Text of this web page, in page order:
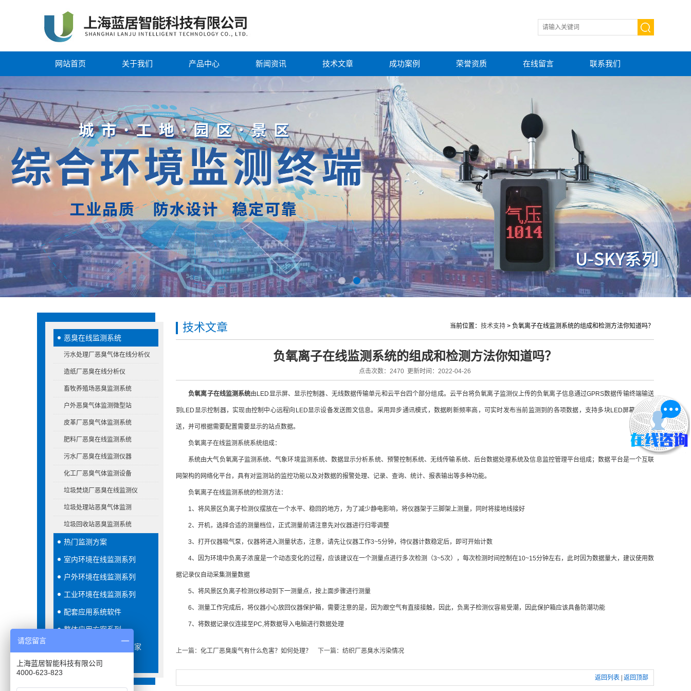
网站首页 关于我们 产品中心 新闻资讯 技术文章 成功案例 荣誉资质 在线留言 联系我们
恶臭在线监测系统
污水处理厂恶臭气体在线分析仪
造纸厂恶臭在线分析仪
畜牧养殖场恶臭监测系统
户外恶臭气体监测微型站
皮革厂恶臭气体监测系统
肥料厂恶臭在线监测系统
污水厂恶臭在线监测仪器
化工厂恶臭气体监测设备
垃圾焚烧厂恶臭在线监测仪
垃圾处理站恶臭气体监测
垃圾回收站恶臭监测系统
热门监测方案
室内环境在线监测系列
户外环境在线监测系列
工业环境在线监测系列
配套应用系统软件
整体应用方案系列
VOCS在线监测系统厂家
水质在线监测系列
当前位置： 技术支持 > 负氧离子在线监测系统的组成和检测方法你知道吗？
技术文章
负氧离子在线监测系统的组成和检测方法你知道吗？
点击次数：2470 更新时间：2022-04-26
负氧离子在线监测系统由LED显示屏、显示控制器、无线数据传输单元和云平台四个部分组成。云平台将负氧离子监测仪上传的负氧离子信息通过GPRS数据传输终端输送
到LED显示控制器，实现由控制中心远程向LED显示设备发送图文信息。采用异步通讯模式，数据刷新频率高，可实时发布当前监测到的各项数据，支持多块LED屏幕同步发
送，并可根据需要配置需要显示的站点数据。
负氧离子在线监测系统系统组成：
系统由大气负氧离子监测系统、气象环境监测系统、数据显示分析系统、预警控制系统、无线传输系统、后台数据处理系统及信息监控管理平台组成；数据平台是一个互联
网架构的网络化平台，具有对监测站的监控功能以及对数据的报警处理、记录、查询、统计、报表输出等多种功能。
负氧离子在线监测系统的检测方法：
1、将风景区负离子检测仪摆放在一个水平、稳回的地方，为了减少静电影响，将仪器架于三脚架上测量，同时将接地线接好
2、开机，选择合适的测量档位，正式测量前请注意先对仪器进行归零调整
3、打开仪器吸气泵，仪器将进入测量状态，注意，请先让仪器工作3~5分钟，待仪器计数稳定后，即可开始计数
4、因为环境中负离子浓度是一个动态变化的过程，应该建议在一个测量点进行多次检测（3~5次），每次检测时间控制在10~15分钟左右，此时因为数据量大，建议使用数
据记录仪自动采集测量数据
5、将风景区负离子检测仪移动到下一测量点，按上面步骤进行测量
6、测量工作完成后，将仪器小心放回仪器保护箱，需要注意的是，因为跟空气有直接接触，因此，负离子检测仪容易受潮，因此保护箱应该具备防潮功能
7、将数据记录仪连接至PC,将数据导入电脑进行数据处理
上一篇： 化工厂恶臭废气有什么危害？如何处理？ 下一篇： 纺织厂恶臭水污染情况
返回列表 返回顶部
请您留言
上海蓝居智能科技有限公司
4000-623-823